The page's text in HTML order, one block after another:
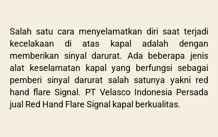
Salah satu cara menyelamatkan diri saat terjadi
kecelakaan di atas kapal adalah dengan
memberikan sinyal darurat. Ada beberapa jenis
alat keselamatan kapal yang berfungsi sebagai
pemberi sinyal darurat salah satunya yakni red
hand flare Signal. PT Velasco Indonesia Persada
jual Red Hand Flare Signal kapal berkualitas.